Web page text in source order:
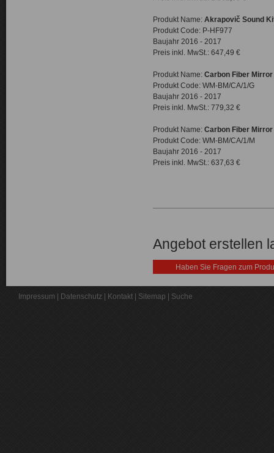
Produkt Name: Akrapovič Sound
Produkt Code: P-HF977
Baujahr 2016 - 2017
Preis inkl. MwSt.: 647,49 €
Produkt Name: Carbon Fiber
Produkt Code: WM-BM/CA/1/G
Baujahr 2016 - 2017
Preis inkl. MwSt.: 779,32 €
Produkt Name: Carbon Fiber
Produkt Code: WM-BM/CA/1/M
Baujahr 2016 - 2017
Preis inkl. MwSt.: 637,63 €
Angebot erstellen
Haben Sie Fragen zum
Impressum Datenschutz Kontakt Sitemap Suche